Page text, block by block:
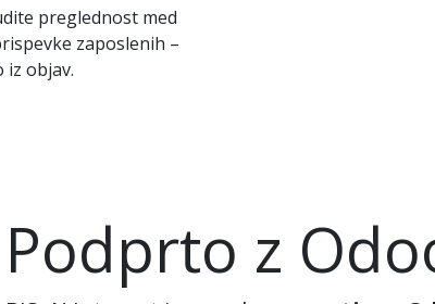
preglednost med
zaposlenih –
iz objav.
Podprto z